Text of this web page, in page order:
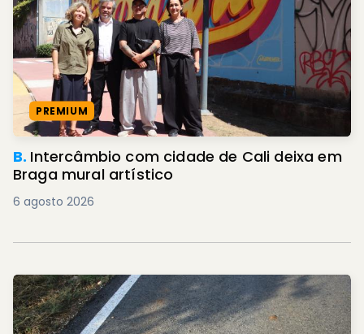
PREMIUM
B. Intercâmbio com cidade de Cali deixa em
Braga mural artístico
6 agosto 2026